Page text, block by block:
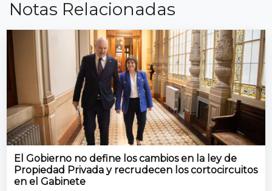
Notas Relacionadas
El Gobierno no define los cambios en la ley de
Propiedad Privada y recrudecen los cortocircuitos
en el Gabinete